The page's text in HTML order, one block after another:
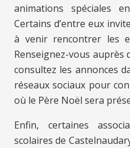
animations spéciales
Certains d’entre eux
à venir rencontrer les
Renseignez-vous auprès
consultez les annonces
réseaux sociaux pour
où le Père Noël sera
Enfin, certaines
scolaires de